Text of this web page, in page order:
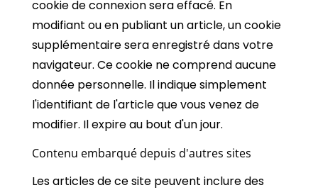
cookie de connexion sera effacé. En
modifiant ou en publiant un article, un cookie
supplémentaire sera enregistré dans votre
navigateur. Ce cookie ne comprend aucune
donnée personnelle. Il indique simplement
l'identifiant de l'article que vous venez de
modifier. Il expire au bout d'un jour.
Contenu embarqué depuis d'autres sites
Les articles de ce site peuvent inclure des